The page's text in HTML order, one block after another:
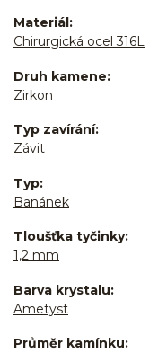
Materiál
Chirurgická ocel 316L
Druh kamene
Zirkon
Typ zavírání
Závit
Typ
Banánek
Tloušťka tyčinky
1,2 mm
Barva krystalu
Ametyst
Průměr kamínku